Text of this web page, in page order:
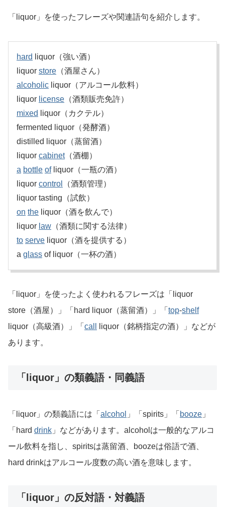
「liquor」を使ったフレーズや関連語句を紹介します。
hard
liquor（強い酒）
liquor store （酒屋さん）
alcoholic liquor（アルコール飲料）
liquor license （酒類販売免許）
mixed
liquor（カクテル）
fermented liquor（発酵酒）
distilled liquor（蒸留酒）
liquor cabinet（酒棚）
a bottle ofliquor（一瓶の酒）
liquor control
（酒類管理）
liquor tasting（試飲）
on the liquor（酒を飲んで）
liquor law （酒類に関する法律）
to serve liquor（酒を提供する）
a glass of liquor（一杯の酒）
「liquor」を使ったよく使われるフレーズは「liquor
store（酒屋）」「hard liquor（蒸留酒）」「 top-shelf
liquor（高級酒）」「 call
liquor（銘柄指定の酒）」などが
あります。
「liquor」の類義語・同義語
「liquor」の類義語には「 alcohol 」「spirits」「 booze 」
「hard drink 」などがあります。alcoholは一般的なアルコ
ール飲料を指し、spiritsは蒸留酒、boozeは俗語で酒、
hard drinkはアルコール度数の高い酒を意味します。
「liquor」の反対語・対義語